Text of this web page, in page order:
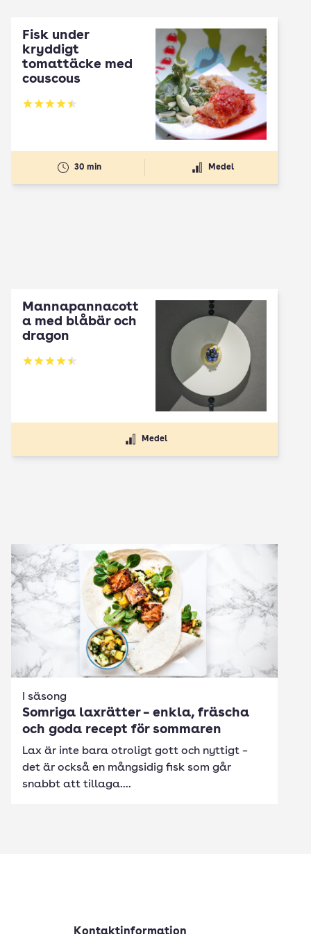
Fisk under
kryddigt
tomattäcke med
couscous
Betyg: 4.5 av 5
30 min Medel
Mannapannacott
a med blåbär och
dragon
Betyg: 4.5 av 5
Medel
I säsong
Somriga laxrätter – enkla, fräscha
och goda recept för sommaren
Lax är inte bara otroligt gott och nyttigt –
det är också en mångsidig fisk som går
snabbt att tillaga....